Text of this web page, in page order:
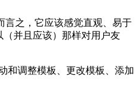
之，它应该感觉直观、易于
并且应该）那样对用户友
和调整模板、更改模板、添加